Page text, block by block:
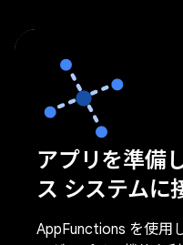
アプリを準備
ス システムに
AppFunctions を使用